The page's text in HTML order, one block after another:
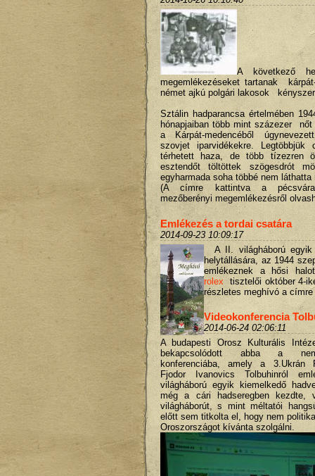
A következő
megemlékezéseket tartanak
német ajkú polgári lakosok
Sztálin hadparancsa értelmében
hónapjaiban több mint százezer
a Kárpát-medencéből
szovjet iparvidékekre.
térhetett haza, de több tízezren
esztendőt töltöttek szögesdrót
egyharmada soha többé nem láthatta
(A címre kattintva a
mezőberényi megemlékezésről
Emlékezés a tordai csatára
2014-09-23 10:09:17
A II. világháború egyik
helytállására, az 1944
emlékeznek a hősi
rolex tisztelői október 4-
részletes meghívó a
Videokonferencia
2014-06-24 02:06:11
A budapesti Orosz Kulturális
bekapcsolódott abba a
konferenciába, amely a 3.Ukrán
Fjodor Ivanovics Tolbuhinról
világháború egyik kiemelkedő
még a cári hadseregben kezdte,
világháborút, s mint méltatói
előtt sem titkolta el, hogy nem
Oroszországot kívánta szolgálni.